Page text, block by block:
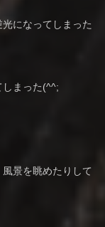
になってしまった
しまった(^^;
景を眺めたりして